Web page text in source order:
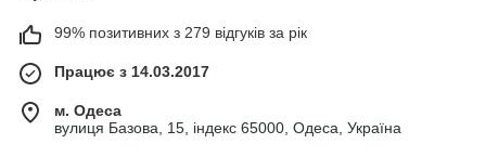
99% позитивних з 279 відгуків за рік
Працює з 14.03.2017
м. Одеса
вулиця Базова, 15, індекс 65000, Одеса, Україна